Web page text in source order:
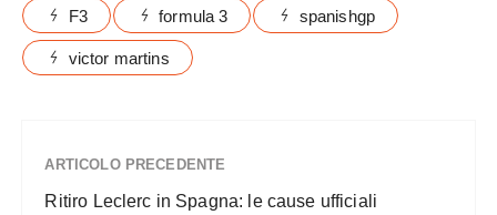
F3 formula 3 spanishgp
victor martins
ARTICOLO PRECEDENTE
Ritiro Leclerc in Spagna: le cause ufficiali